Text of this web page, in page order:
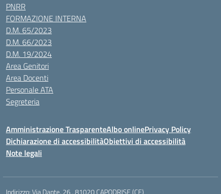
PNRR
FORMAZIONE INTERNA
D.M. 65/2023
D.M. 66/2023
D.M. 19/2024
Area Genitori
Area Docenti
Personale ATA
Segreteria
Amministrazione TrasparenteAlbo onlinePrivacy Policy
Dichiarazione di accessibilitàObiettivi di accessibilità
Note legali
Indirizzo:Via Dante, 26 , 81020 CAPODRISE (CE)